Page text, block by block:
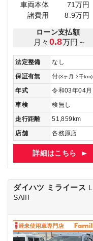
車両本体
71万円
諸費用
8.9万円
ローン支払額
月々 0.8万円～
法定整備
なし
保証有無
付(3ヶ月 3千km)
年式
令和03年04月
車検
検無し
走行距離
51,859km
店舗
各務原店
詳細はこちら
ダイハツ ミライース
SAIII